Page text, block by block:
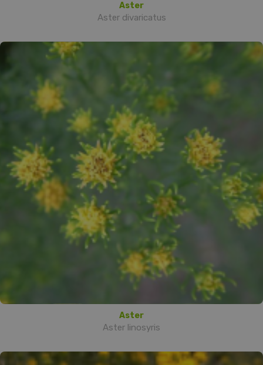
Aster
Aster divaricatus
Aster
Aster linosyris